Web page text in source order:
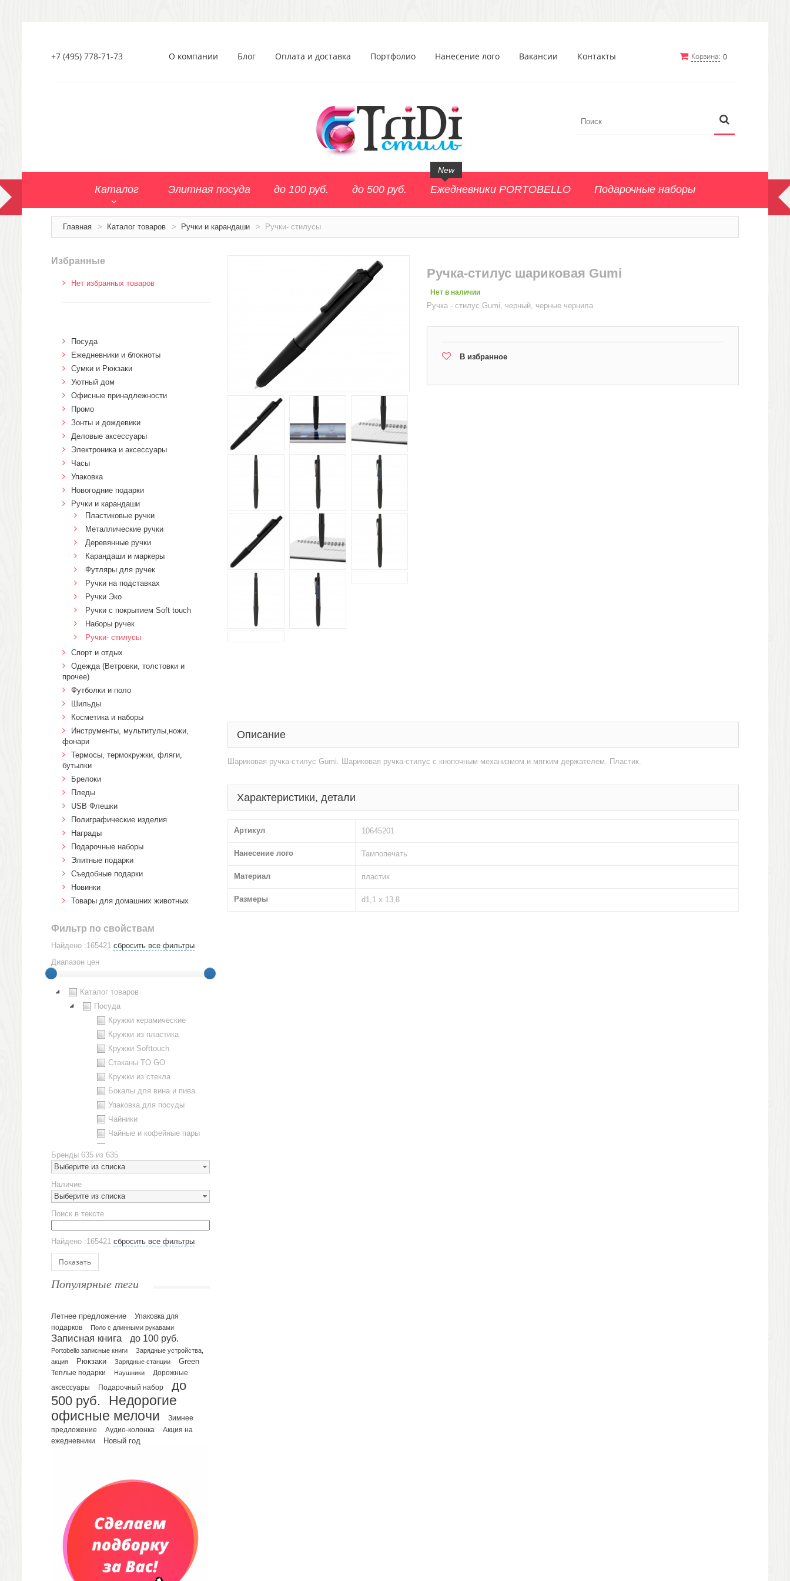
Корзина: 0
+7 (495) 778-71-73 О компании Блог Оплата и доставка Портфолио Нанесение лого Вакансии Контакты
Каталог Элитная посуда до 100 руб. до 500 руб. Ежедневники PORTOBELLO
New
Подарочные наборы
Главная > Каталог товаров > Ручки и карандаши > Ручки- стилусы
Ручка-стилус шариковая Gumi
Нет в наличии
Ручка - стилус Gumi, черный, черные чернила
В избранное
Описание
Шариковая ручка-стилус Gumi. Шариковая ручка-стилус с кнопочным механизмом и мягким держателем. Пластик.
Характеристики, детали
Артикул 10645201
Нанесение лого Тампопечать
Материал пластик
Размеры d1,1 х 13,8
Избранные
Нет избранных товаров
Посуда
Ежедневники и блокноты
Сумки и Рюкзаки
Уютный дом
Офисные принадлежности
Промо
Зонты и дождевики
Деловые аксессуары
Электроника и аксессуары
Часы
Упаковка
Новогодние подарки
Ручки и карандаши
Пластиковые ручки
Металлические ручки
Деревянные ручки
Карандаши и маркеры
Футляры для ручек
Ручки на подставках
Ручки Эко
Ручки с покрытием Soft touch
Наборы ручек
Ручки- стилусы
Спорт и отдых
Одежда (Ветровки, толстовки и
прочее)
Футболки и поло
Шильды
Косметика и наборы
Инструменты, мультитулы,ножи,
фонари
Термосы, термокружки, фляги,
бутылки
Брелоки
Пледы
USB Флешки
Полиграфические изделия
Награды
Подарочные наборы
Элитные подарки
Cъедобные подарки
Новинки
Товары для домашних животных
Фильтр по свойствам
Найдено :165421 сбросить все фильтры
Диапазон цен
Каталог товаров
Посуда
Кружки керамические
Кружки из пластика
Кружки Softtouch
Стаканы TO GO
Кружки из стекла
Бокалы для вина и пива
Упаковка для посуды
Чайники
Чайные и кофейные пары
Наборы посуды
Предметы сервировки
Стаканы
Эко кружки
ЕВРОПОСУДА
Аксессуары
Ежедневники и блокноты
Датированные ежедневники
Планинги и телефонные книжки
Планинги датированные
Планинги недатированные
Телефонные книжки
Еженедельники
Органайзер на ежедневник
Сумки и Рюкзаки
Сумки для планшетов и ноутбуков
Рюкзаки
Конференц-сумки
Несессеры и косметички
Портфели
Чехлы для планшетов и ноутбуков
Сумка на пояс или шею
Аксессуары
Бренды 635 из 635
Выберите из списка
Наличие
Выберите из списка
Поиск в тексте
Найдено :165421 сбросить все фильтры
Показать
Популярные теги
Летнее предложение
Упаковка для
подарков
Поло с длинными рукавами
Записная книга до 100 руб.
Portobello записные книги
Зарядные устройства,
акция
Рюкзаки Зарядные станции Green
Теплые подарки Наушники Дорожные
аксессуары Подарочный набор
до
500 руб.
Недорогие
офисные мелочи
Зимнее
предложение
Аудио-колонка
Акция на
ежедневники
Новый год